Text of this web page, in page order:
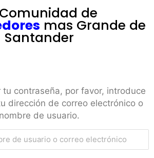
de
mas Grande de
Santander
tu contraseña, por favor, introduce
dirección de correo electrónico o
nombre de usuario.